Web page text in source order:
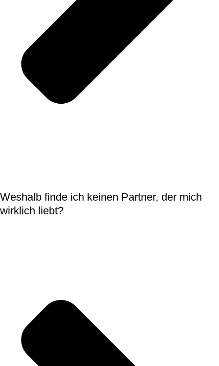
Weshalb finde ich keinen Partner, der mich
wirklich liebt?